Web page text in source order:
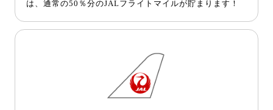
は、通常の50％分のJALフライトマイルが貯まります！